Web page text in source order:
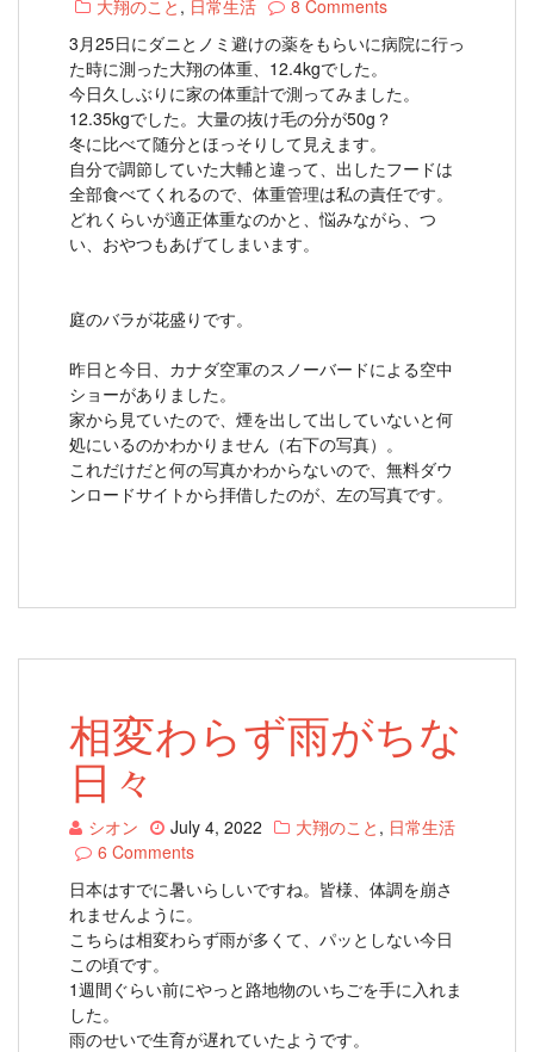
大翔のこと , 日常生活
8 Comments
3月25日にダニとノミ避けの薬をもらいに病院に行っ
た時に測った大翔の体重、12.4kgでした。
今日久しぶりに家の体重計で測ってみました。
12.35kgでした。大量の抜け毛の分が50g？
冬に比べて随分とほっそりして見えます。
自分で調節していた大輔と違って、出したフードは
全部食べてくれるので、体重管理は私の責任です。
どれくらいが適正体重なのかと、悩みながら、つ
い、おやつもあげてしまいます。
庭のバラが花盛りです。
昨日と今日、カナダ空軍のスノーバードによる空中
ショーがありました。
家から見ていたので、煙を出して出していないと何
処にいるのかわかりません（右下の写真）。
これだけだと何の写真かわからないので、無料ダウ
ンロードサイトから拝借したのが、左の写真です。
相変わらず雨がちな
日々
シオン July 4, 2022 大翔のこと , 日常生活
6 Comments
日本はすでに暑いらしいですね。皆様、体調を崩さ
れませんように。
こちらは相変わらず雨が多くて、パッとしない今日
この頃です。
1週間ぐらい前にやっと路地物のいちごを手に入れま
した。
雨のせいで生育が遅れていたようです。